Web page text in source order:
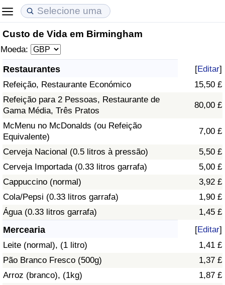
Custo de Vida em Birmingham
Moeda:
Restaurantes [Editar]
Refeição, Restaurante Económico
15,50 £
Refeição para 2 Pessoas, Restaurante de
Gama Média, Três Pratos
80,00 £
McMenu no McDonalds (ou Refeição
Equivalente)
7,00 £
Cerveja Nacional (0.5 litros à pressão)
5,50 £
Cerveja Importada (0.33 litros garrafa)
5,00 £
Cappuccino (normal)
3,92 £
Cola/Pepsi (0.33 litros garrafa)
1,90 £
Água (0.33 litros garrafa)
1,45 £
Mercearia [Editar]
Leite (normal), (1 litro)
1,41 £
Pão Branco Fresco (500g)
1,37 £
Arroz (branco), (1kg)
1,87 £
Custo de Vida
Indicador de Custo de Vida
Indicador de Custo de Vida Por País
em Aqaba
Preços de Imóveis
Indicador de Preços de Imóveis
Indicador de Preços de Imóveis por País
Qualidade de Vida
Indicador de Qualidade de Vida (Atual)
Índice de qualidade de vida por país
Crime
Taxa do Indicador de Crime (Atual)
Indicador de Crime
Índice de criminalidade por país
Saúde
Indicador de Saúde (Atual)